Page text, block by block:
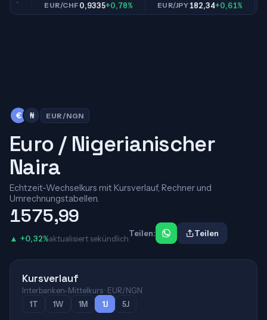
EUR/CHF0,9335+0,78% EUR/JPY182,34+0,61%
€ ₦ EUR/NGN
Euro / Nigerianischer
Naira
Echtzeit-Wechselkurs mit Kursverlauf, Rechner und
Umrechnungstabellen.
1575,99
▲ +0,32%aktualisiert sekündlich
Teilen: Teilen
Kursverlauf
Interbanken-Mittelkurs · EUR/NGN
1T
1W 1M 1J 5J